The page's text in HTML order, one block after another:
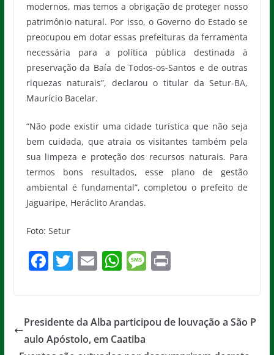
modernos, mas temos a obrigação de proteger nosso
patrimônio natural. Por isso, o Governo do Estado se
preocupou em dotar essas prefeituras da ferramenta
necessária para a política pública destinada à
preservação da Baía de Todos-os-Santos e de outras
riquezas naturais”, declarou o titular da Setur-BA,
Maurício Bacelar.
“Não pode existir uma cidade turística que não seja
bem cuidada, que atraia os visitantes também pela
sua limpeza e proteção dos recursos naturais. Para
termos bons resultados, esse plano de gestão
ambiental é fundamental”, completou o prefeito de
Jaguaripe, Heráclito Arandas.
Foto: Setur
F
e
b
T
er
E
l
W
s
A
M
a
Pr
Presidente da Alba participou de louvação a São P
aulo Apóstolo, em Caatiba